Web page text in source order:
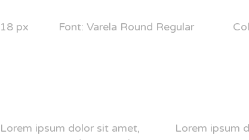
18 px Font: Varela Round Regular
Lorem ipsum dolor sit amet,
Lorem ipsum